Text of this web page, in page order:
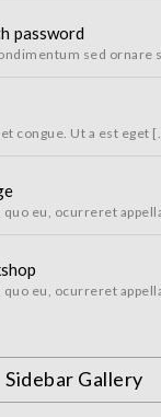
password
sed ornare
congue. Ut a est eget
quo eu, ocurreret
quo eu, ocurreret
Sidebar Gallery